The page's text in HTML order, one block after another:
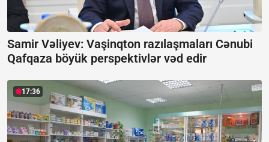
Samir Vəliyev: Vaşinqton razılaşmaları Cənubi
Qafqaza böyük perspektivlər vəd edir
17:36